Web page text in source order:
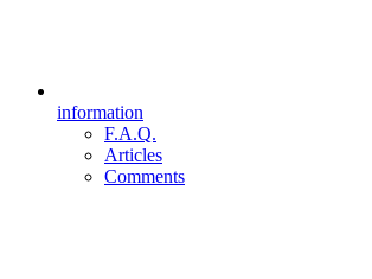
information
F.A.Q.
Articles
Comments